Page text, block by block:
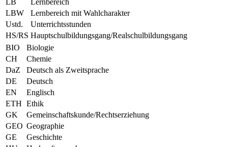
LB
Lernbereich
LBW
Lernbereich mit Wahlcharakter
Ustd.
Unterrichtsstunden
HS/RS Hauptschulbildungsgang/Realschulbildungsgang
BIO
Biologie
CH
Chemie
DaZ
Deutsch als Zweitsprache
DE
Deutsch
EN
Englisch
ETH Ethik
GK
Gemeinschaftskunde/Rechtserziehung
GEO Geographie
GE
Geschichte